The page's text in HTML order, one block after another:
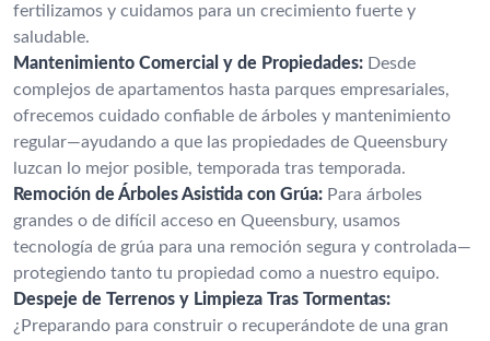
fertilizamos y cuidamos para un crecimiento fuerte y
saludable.
Mantenimiento Comercial y de Propiedades: Desde
complejos de apartamentos hasta parques empresariales,
ofrecemos cuidado confiable de árboles y mantenimiento
regular—ayudando a que las propiedades de Queensbury
luzcan lo mejor posible, temporada tras temporada.
Remoción de Árboles Asistida con Grúa: Para árboles
grandes o de difícil acceso en Queensbury, usamos
tecnología de grúa para una remoción segura y controlada—
protegiendo tanto tu propiedad como a nuestro equipo.
Despeje de Terrenos y Limpieza Tras Tormentas:
¿Preparando para construir o recuperándote de una gran